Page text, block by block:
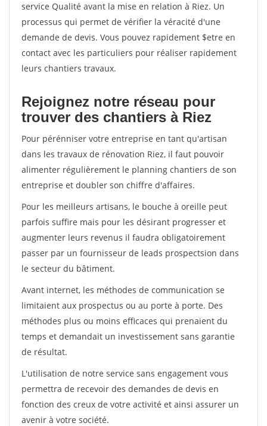
service Qualité avant la mise en relation à Riez. Un
processus qui permet de vérifier la véracité d'une
demande de devis. Vous pouvez rapidement $etre en
contact avec les particuliers pour réaliser rapidement
leurs chantiers travaux.
Rejoignez notre réseau pour
trouver des chantiers à Riez
Pour pérénniser votre entreprise en tant qu'artisan
dans les travaux de rénovation Riez, il faut pouvoir
alimenter régulièrement le planning chantiers de son
entreprise et doubler son chiffre d'affaires.
Pour les meilleurs artisans, le bouche à oreille peut
parfois suffire mais pour les désirant progresser et
augmenter leurs revenus il faudra obligatoirement
passer par un fournisseur de leads prospectsion dans
le secteur du bâtiment.
Avant internet, les méthodes de communication se
limitaient aux prospectus ou au porte à porte. Des
méthodes plus ou moins efficaces qui prenaient du
temps et demandait un investissement sans garantie
de résultat.
L'utilisation de notre service sans engagement vous
permettra de recevoir des demandes de devis en
fonction des creux de votre activité et ainsi assurer un
avenir à votre société.